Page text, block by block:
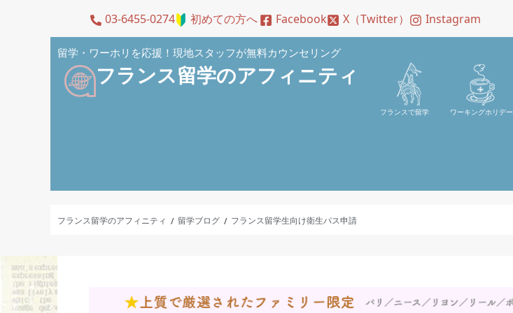
03-6455-0274 初めての方へ Facebook X（Twitter） Instagram
留学・ワーホリを応援！現地スタッフが無料カウンセリング
フランス留学のアフィニティ
フランスで留学 ワーキングホリデー
フランス留学のアフィニティ / 留学ブログ / フランス留学生向け衛生パス申請